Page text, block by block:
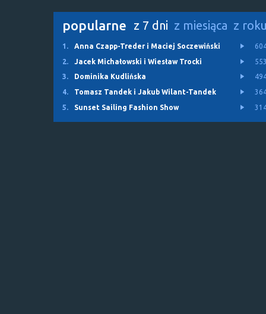
popularne z 7 dni z miesiąca z
1. Anna Czapp-Treder i Maciej Soczewiński
2.
Jacek Michałowski i Wiesław Trocki
3.
Dominika Kudlińska
4.
Tomasz Tandek i Jakub Wilant-Tandek
5.
Sunset Sailing Fashion Show